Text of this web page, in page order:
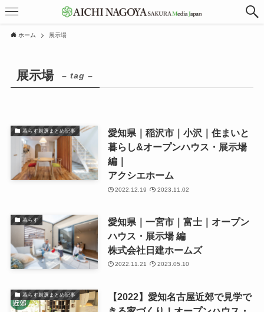
ホーム 展示場
展示場 – tag –
暮らす厳選まとめ記事
愛知県｜稲沢市｜小沢｜住まいと
暮らし&オープンハウス・展示場
編｜
アクシエホーム
2022.12.19 2023.11.02
暮らす
愛知県｜一宮市｜富士｜オープン
ハウス・展示場 編
株式会社日建ホームズ
2022.11.21 2023.05.10
暮らす厳選まとめ記事
【2022】愛知名古屋近郊で見学で